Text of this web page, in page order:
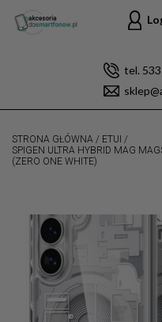
tel.
STRONA GŁÓWNA / ETUI /
SPIGEN ULTRA HYBRID MAG
(ZERO ONE WHITE)